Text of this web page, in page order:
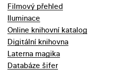
Filmový přehled
Iluminace
Online knihovní katalog
Digitální knihovna
Laterna magika
Databáze šifer